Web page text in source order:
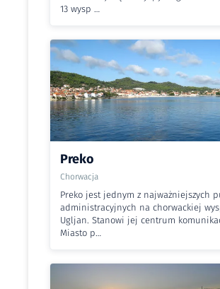
13 wysp …
Preko
Chorwacja
Preko jest jednym z najważniejszych
administracyjnych na chorwackiej
Ugljan. Stanowi jej centrum
Miasto p…